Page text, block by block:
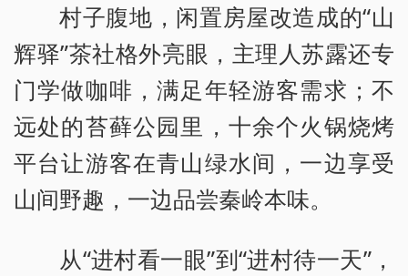
村子腹地，闲置房屋改造成的“山
辉驿”茶社格外亮眼，主理人苏露还专
门学做咖啡，满足年轻游客需求；不
远处的苔藓公园里，十余个火锅烧烤
平台让游客在青山绿水间，一边享受
山间野趣，一边品尝秦岭本味。
从“进村看一眼”到“进村待一天”，